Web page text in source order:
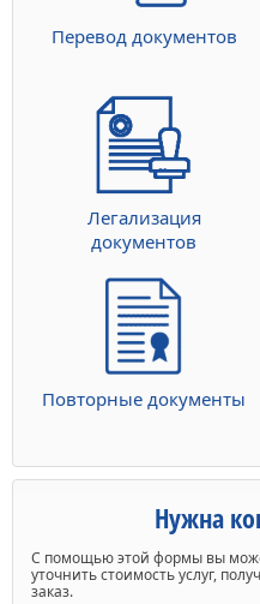
Перевод документов
Легализация
документов
Повторные документы
Нужна
С помощью этой формы вы
уточнить стоимость услуг,
заказ.